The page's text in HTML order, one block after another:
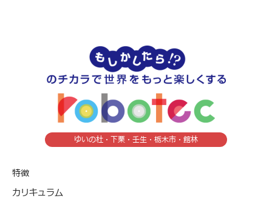
ゆいの杜・下栗・壬生・栃木市・館林
特徴
カリキュラム